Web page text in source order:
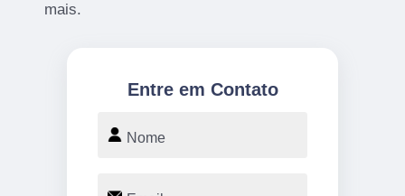
mais.
Entre em Contato